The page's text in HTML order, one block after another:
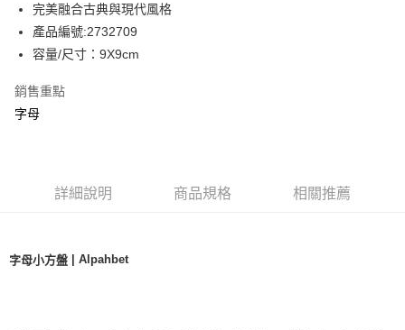
完美融合古典與現代風格
產品編號:2732709
容量/尺寸：9X9cm
銷售重點
字母
詳細說明 商品規格 相關推薦
字母小方盤 | Alpahbet